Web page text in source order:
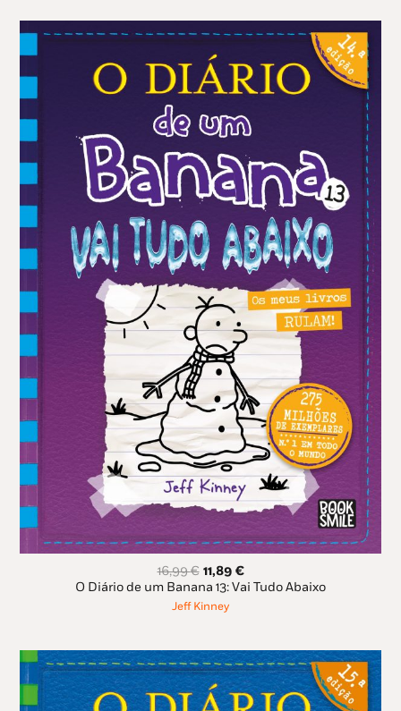
16,99€ O
preço
original
era:
11,89 €O
preço
O Diário de um Banana 13: Vai Tudo Abaixo
Jeff Kinney